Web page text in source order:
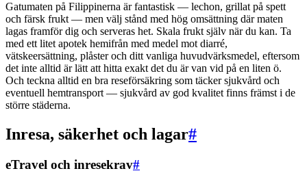
Gatumaten på Filippinerna är fantastisk — lechon, grillat på spett
och färsk frukt — men välj stånd med hög omsättning där maten
lagas framför dig och serveras het. Skala frukt själv när du kan. Ta
med ett litet apotek hemifrån med medel mot diarré,
vätskeersättning, plåster och ditt vanliga huvudvärksmedel, eftersom
det inte alltid är lätt att hitta exakt det du är van vid på en liten ö.
Och teckna alltid en bra reseförsäkring som täcker sjukvård och
eventuell hemtransport — sjukvård av god kvalitet finns främst i de
större städerna.
Inresa, säkerhet och lagar#
eTravel och inresekrav#